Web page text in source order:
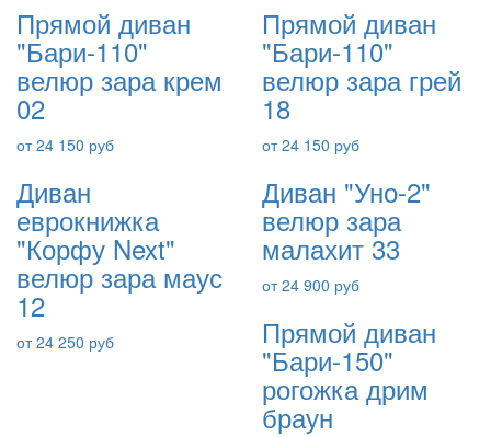
Прямой диван
"Бари-110"
велюр зара крем
02
от 24 150 руб
Прямой диван
"Бари-110"
велюр зара грей
18
от 24 150 руб
Диван
еврокнижка
"Корфу Next"
велюр зара маус
12
от 24 250 руб
Диван "Уно-2"
велюр зара
малахит 33
от 24 900 руб
Прямой диван
"Бари-150"
рогожка дрим
браун